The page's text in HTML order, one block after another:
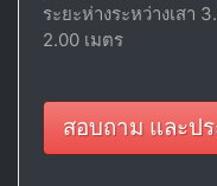
ระยะห่างระหว่างเสา
2.00 เมตร
สอบถาม และป